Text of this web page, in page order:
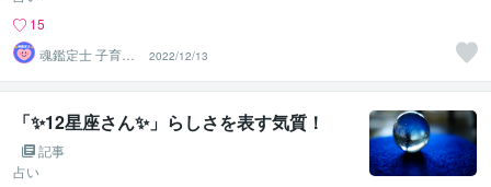
15
魂鑑定士 子育て
かぁちゃん！
2022/12/13
「✨12星座さん✨」らしさを表す気質！
記事
占い